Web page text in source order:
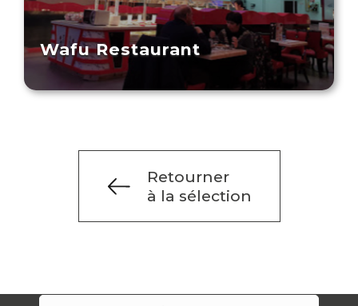
Wafu Restaurant
Retourner
à la sélection